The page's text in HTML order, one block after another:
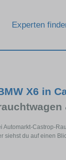
Experten
X6 in
Automarkt-Castrop-
siehst du auf einen